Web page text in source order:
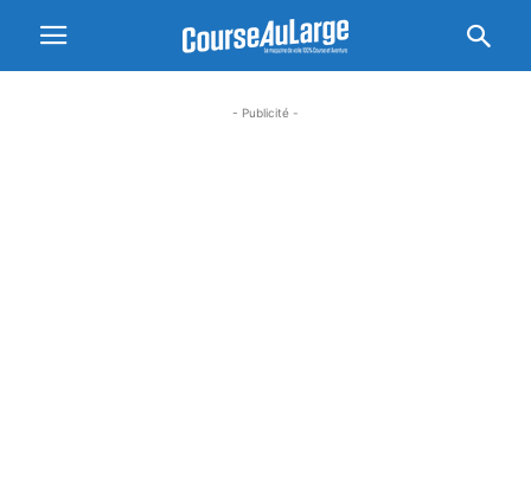
- Publicité -